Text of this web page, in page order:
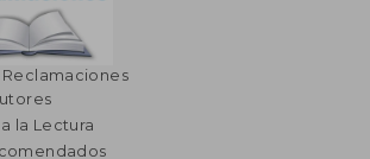
la Lectura